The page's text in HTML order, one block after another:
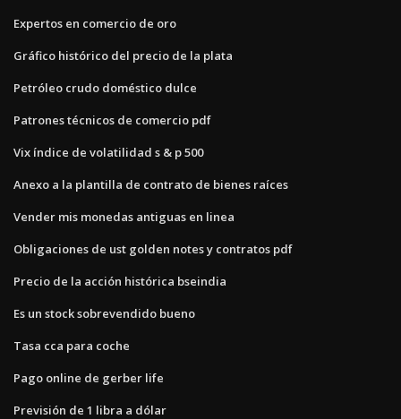
Expertos en comercio de oro
Gráfico histórico del precio de la plata
Petróleo crudo doméstico dulce
Patrones técnicos de comercio pdf
Vix índice de volatilidad s & p 500
Anexo a la plantilla de contrato de bienes raíces
Vender mis monedas antiguas en linea
Obligaciones de ust golden notes y contratos pdf
Precio de la acción histórica bseindia
Es un stock sobrevendido bueno
Tasa cca para coche
Pago online de gerber life
Previsión de 1 libra a dólar